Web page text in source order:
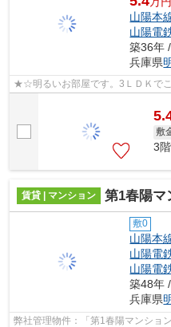
山陽本
山陽電
築36年
兵庫県
★☆明るいお部屋です。3ＬＤＫで
敷
3
賃貸 | マンション 第1春陽マ
敷0
山陽本
山陽電
山陽電
築48年
兵庫県
弊社管理物件：「第1春陽マンショ